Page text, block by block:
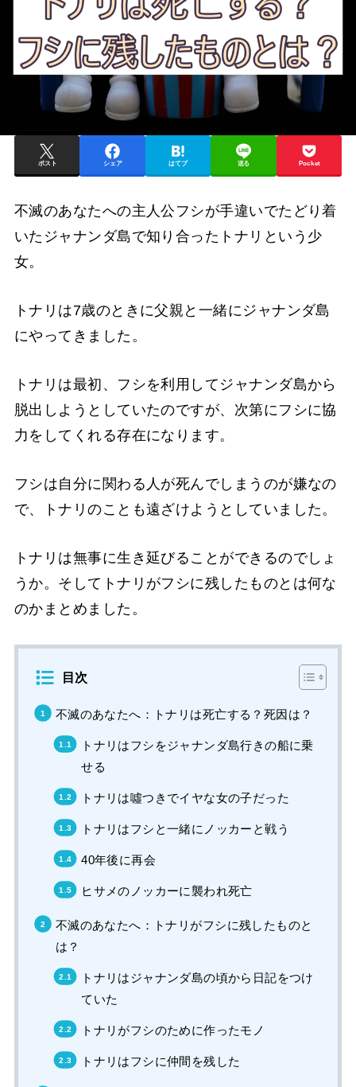
ポスト シェア はてブ 送る Pocket
不滅のあなたへの主人公フシが手違いでたどり着
いたジャナンダ島で知り合ったトナリという少
女。
トナリは7歳のときに父親と一緒にジャナンダ島
にやってきました。
トナリは最初、フシを利用してジャナンダ島から
脱出しようとしていたのですが、次第にフシに協
力をしてくれる存在になります。
フシは自分に関わる人が死んでしまうのが嫌なの
で、トナリのことも遠ざけようとしていました。
トナリは無事に生き延びることができるのでしょ
うか。そしてトナリがフシに残したものとは何な
のかまとめました。
目次
不滅のあなたへ：トナリは死亡する？死因は？
トナリはフシをジャナンダ島行きの船に乗
せる
トナリは噓つきでイヤな女の子だった
トナリはフシと一緒にノッカーと戦う
40年後に再会
ヒサメのノッカーに襲われ死亡
不滅のあなたへ：トナリがフシに残したものと
は？
トナリはジャナンダ島の頃から日記をつけ
ていた
トナリがフシのために作ったモノ
トナリはフシに仲間を残した